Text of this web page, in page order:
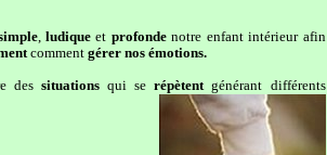
, ludiqueet profondenotre enfant intérieur afin
comment gérer nos émotions.
dessituations qui serépètentgénérant différents